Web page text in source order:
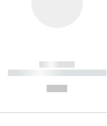
------------
----------- ----------- ----------